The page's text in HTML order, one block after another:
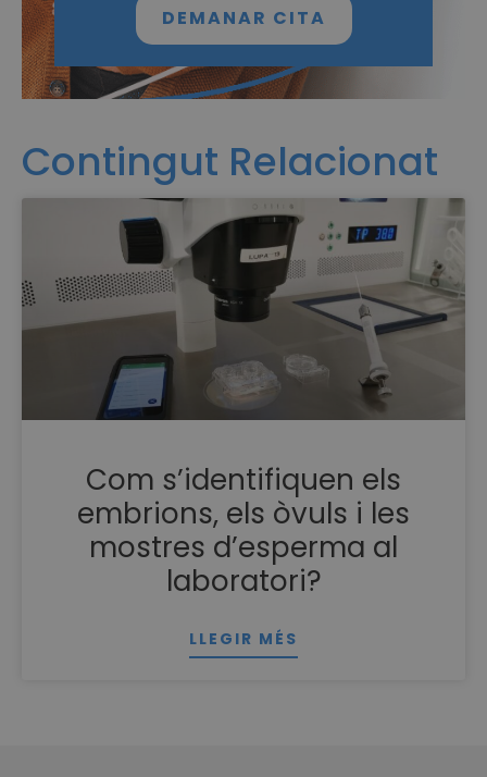
DEMANAR CITA
Contingut Relacionat
Com s’identifiquen els
embrions, els òvuls i les
mostres d’esperma al
laboratori?
LLEGIR MÉS